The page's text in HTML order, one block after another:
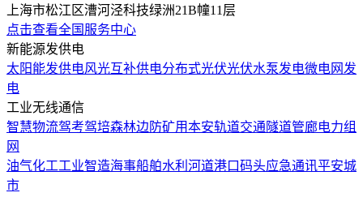
上海市松江区漕河泾科技绿洲21B幢11层
点击查看全国服务中心
新能源发供电
太阳能发供电风光互补供电分布式光伏光伏水泵发电微电网发
电
工业无线通信
智慧物流驾考驾培森林边防矿用本安轨道交通隧道管廊电力组
网
油气化工工业智造海事船舶水利河道港口码头应急通讯平安城
市